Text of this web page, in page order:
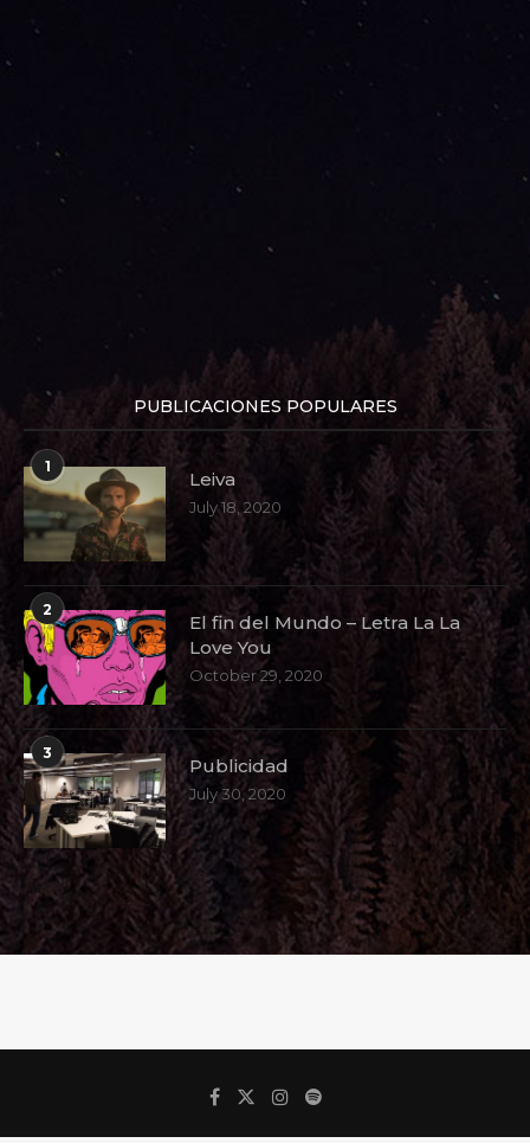
PUBLICACIONES POPULARES
1
Leiva
July 18, 2020
2
El fin del Mundo – Letra La La
Love You
October 29, 2020
3
Publicidad
July 30, 2020